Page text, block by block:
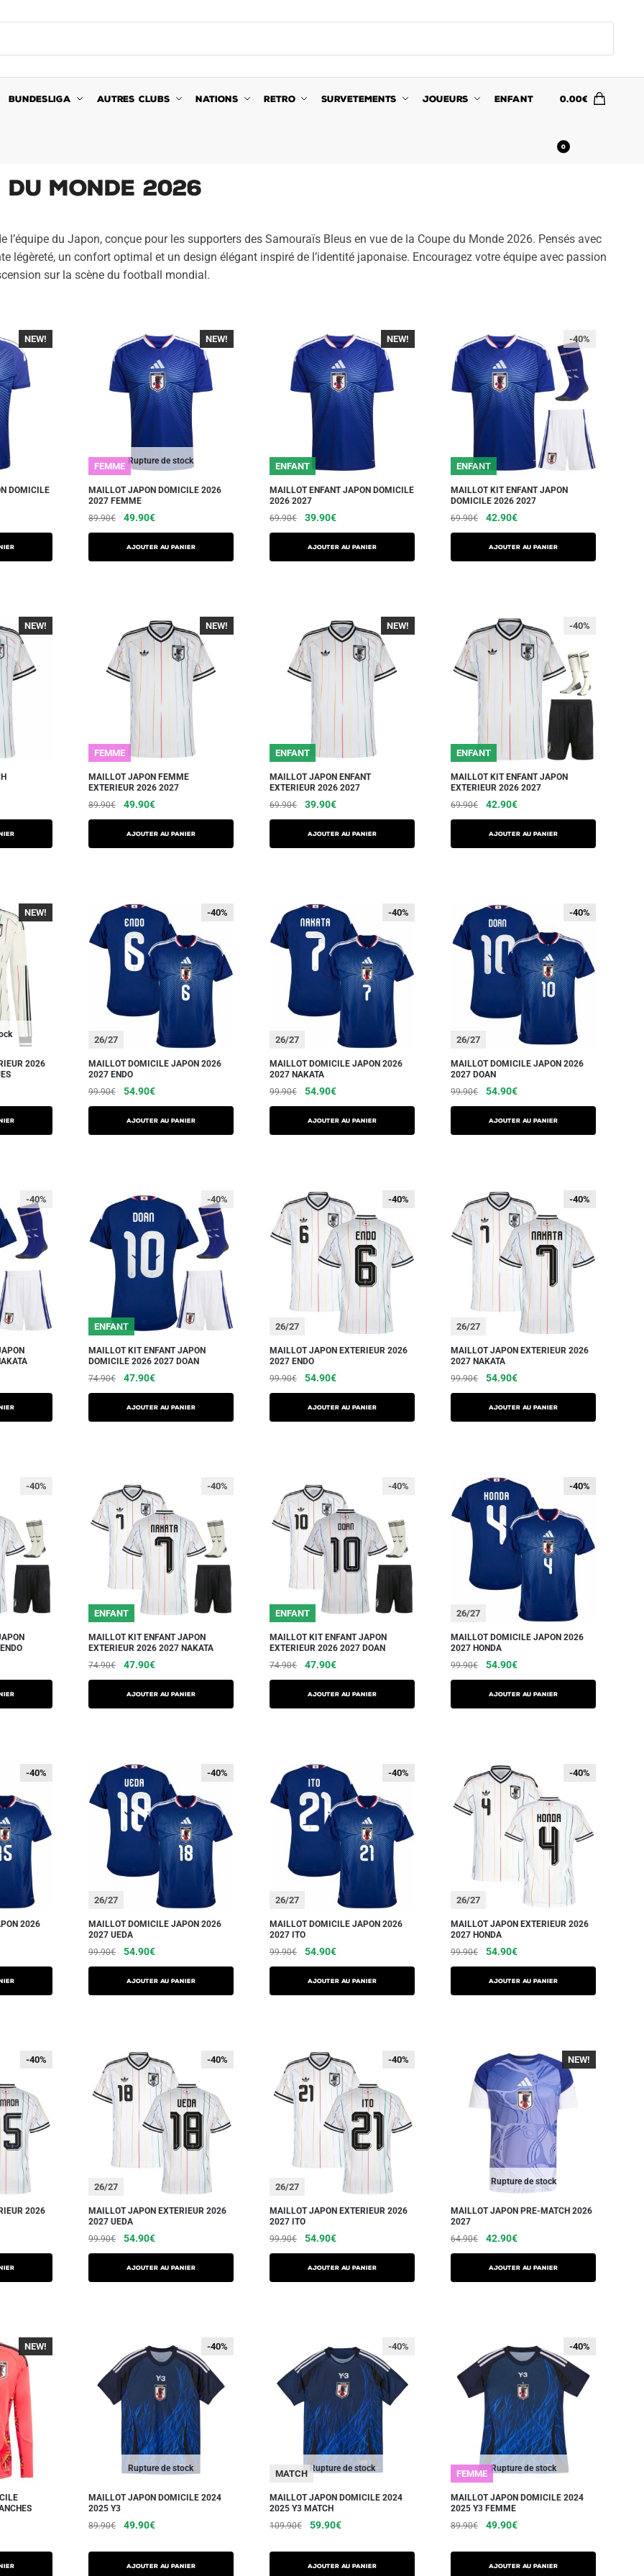
BUNDESLIGA AUTRES CLUBS NATIONS RETRO SURVETEMENTS JOUEURS ENFANT 0.00€
0
Monde 2026
du Japon, conçue pour les supporters des Samouraïs Bleus en vue de la Coupe du Monde 2026. Pensés avec
légèreté, un confort optimal et un design élégant inspiré de l’identité japonaise. Encouragez votre équipe avec passion
sur la scène du football mondial.
-40%
NEW!
DOMICILE
Rupture de stock
-40%
NEW!
FEMME
MAILLOT JAPON DOMICILE 2026
2027 FEMME
89.90€ 49.90€
AJOUTER AU PANIER
-40%
NEW!
ENFANT
MAILLOT ENFANT JAPON DOMICILE
2026 2027
69.90€ 39.90€
AJOUTER AU PANIER
ENFANT
-40%
MAILLOT KIT ENFANT JAPON
DOMICILE 2026 2027
69.90€ 42.90€
AJOUTER AU PANIER
-40%
NEW! -40%
NEW!
FEMME
MAILLOT JAPON FEMME
EXTERIEUR 2026 2027
89.90€ 49.90€
AJOUTER AU PANIER
-40%
NEW!
ENFANT
MAILLOT JAPON ENFANT
EXTERIEUR 2026 2027
69.90€ 39.90€
AJOUTER AU PANIER
ENFANT
-40%
MAILLOT KIT ENFANT JAPON
EXTERIEUR 2026 2027
69.90€ 42.90€
AJOUTER AU PANIER
-40%
NEW!
2026
-40%
26/27
-40%
MAILLOT DOMICILE JAPON 2026
2027 ENDO
99.90€ 54.90€
AJOUTER AU PANIER
-40%
26/27
-40%
MAILLOT DOMICILE JAPON 2026
2027 NAKATA
99.90€ 54.90€
AJOUTER AU PANIER
-40%
26/27
-40%
MAILLOT DOMICILE JAPON 2026
2027 DOAN
99.90€ 54.90€
AJOUTER AU PANIER
-40% -40%
ENFANT
MAILLOT KIT ENFANT JAPON
DOMICILE 2026 2027 DOAN
74.90€ 47.90€
AJOUTER AU PANIER
-40%
26/27
-40%
MAILLOT JAPON EXTERIEUR 2026
2027 ENDO
99.90€ 54.90€
AJOUTER AU PANIER
-40%
26/27
-40%
MAILLOT JAPON EXTERIEUR 2026
2027 NAKATA
99.90€ 54.90€
AJOUTER AU PANIER
-40% -40%
ENFANT
MAILLOT KIT ENFANT JAPON
EXTERIEUR 2026 2027 NAKATA
74.90€ 47.90€
AJOUTER AU PANIER
-40%
ENFANT
MAILLOT KIT ENFANT JAPON
EXTERIEUR 2026 2027 DOAN
74.90€ 47.90€
AJOUTER AU PANIER
-40%
26/27
-40%
MAILLOT DOMICILE JAPON 2026
2027 HONDA
99.90€ 54.90€
AJOUTER AU PANIER
-40%
-40%
2026
-40%
26/27
-40%
MAILLOT DOMICILE JAPON 2026
2027 UEDA
99.90€ 54.90€
AJOUTER AU PANIER
-40%
26/27
-40%
MAILLOT DOMICILE JAPON 2026
2027 ITO
99.90€ 54.90€
AJOUTER AU PANIER
-40%
26/27
-40%
MAILLOT JAPON EXTERIEUR 2026
2027 HONDA
99.90€ 54.90€
AJOUTER AU PANIER
-40%
-40%
2026
-40%
26/27
-40%
MAILLOT JAPON EXTERIEUR 2026
2027 UEDA
99.90€ 54.90€
AJOUTER AU PANIER
-40%
26/27
-40%
MAILLOT JAPON EXTERIEUR 2026
2027 ITO
99.90€ 54.90€
AJOUTER AU PANIER
Rupture de stock
-40%
NEW!
MAILLOT JAPON PRE-MATCH 2026
2027
64.90€ 42.90€
AJOUTER AU PANIER
-40%
NEW!
Rupture de stock
-40%
-40%
MAILLOT JAPON DOMICILE 2024
2025 Y3
89.90€ 49.90€
AJOUTER AU PANIER
Rupture de stock
-40%
MATCH
MAILLOT JAPON DOMICILE 2024
2025 Y3 MATCH
109.90€ 59.90€
AJOUTER AU PANIER
Rupture de stock
-40%
FEMME
-40%
MAILLOT JAPON DOMICILE 2024
2025 Y3 FEMME
89.90€ 49.90€
AJOUTER AU PANIER